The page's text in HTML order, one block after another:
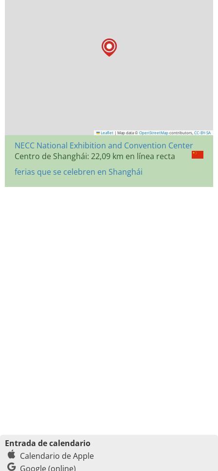
Leaflet | Map data © OpenStreetMap contributors, CC-BY-SA
NECC National Exhibition and Convention Center
Centro de Shanghái: 22,09 km en línea recta
ferias que se celebren en Shanghái
Entrada de calendario
Calendario de Apple
Google (online)